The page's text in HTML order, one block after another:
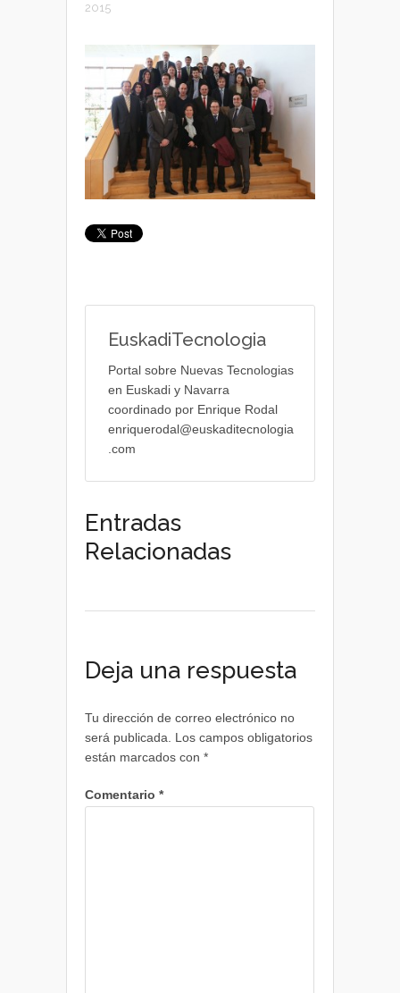
2015
EuskadiTecnologia
Portal sobre Nuevas Tecnologias
en Euskadi y Navarra
coordinado por Enrique Rodal
enriquerodal@euskaditecnologia
.com
Entradas
Relacionadas
Deja una respuesta
Tu dirección de correo electrónico no
será publicada.
Los campos obligatorios
están marcados con *
Comentario *